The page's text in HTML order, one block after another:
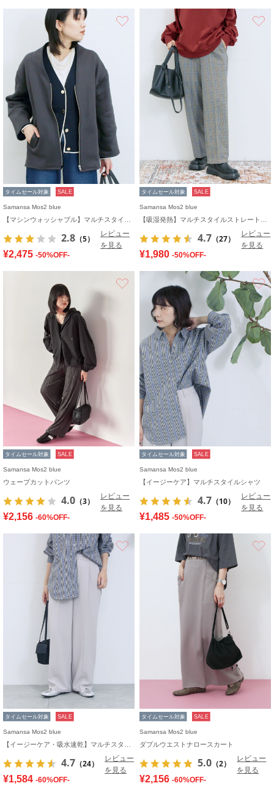
タイムセール対象 SALE
Samansa Mos2 blue
2.8 （5）
レビュー
を見る
¥2,475 -50%OFF-
タイムセール対象 SALE
Samansa Mos2 blue
4.7 （27）
レビュー
を見る
¥1,980 -50%OFF-
タイムセール対象 SALE
Samansa Mos2 blue
ウェーブカットパンツ
4.0 （3）
レビュー
を見る
¥2,156 -60%OFF-
タイムセール対象 SALE
Samansa Mos2 blue
【イージーケア】マルチスタイルシャツ
4.7 （10）
レビュー
を見る
¥1,485 -50%OFF-
タイムセール対象 SALE
Samansa Mos2 blue
4.7 （24）
レビュー
を見る
¥1,584 -60%OFF-
タイムセール対象 SALE
Samansa Mos2 blue
ダブルウエストナロースカート
5.0 （2）
レビュー
を見る
¥2,156 -60%OFF-